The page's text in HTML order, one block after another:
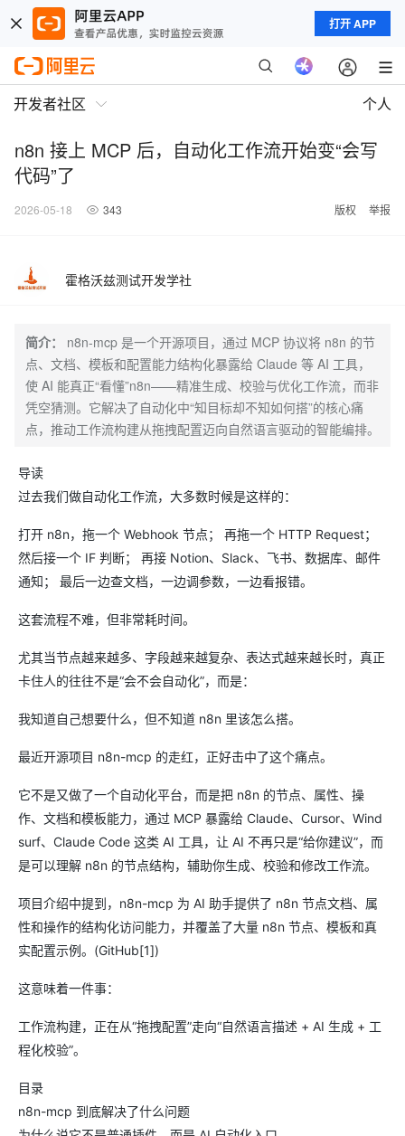
打开 APP
开发者社区 个人
n8n 接上 MCP 后，自动化工作流开始变“会写
代码”了
2026-05-18 343 版权 举报
霍格沃兹测试开发学社
简介：
n8n-mcp 是一个开源项目，通过 MCP 协议将 n8n 的节
点、文档、模板和配置能力结构化暴露给 Claude 等 AI 工具，
使 AI 能真正“看懂”n8n——精准生成、校验与优化工作流，而非
凭空猜测。它解决了自动化中“知目标却不知如何搭”的核心痛
点，推动工作流构建从拖拽配置迈向自然语言驱动的智能编排。
导读
过去我们做自动化工作流，大多数时候是这样的：
打开 n8n，拖一个 Webhook 节点； 再拖一个 HTTP Request；
然后接一个 IF 判断； 再接 Notion、Slack、飞书、数据库、邮件
通知； 最后一边查文档，一边调参数，一边看报错。
这套流程不难，但非常耗时间。
尤其当节点越来越多、字段越来越复杂、表达式越来越长时，真正
卡住人的往往不是“会不会自动化”，而是：
我知道自己想要什么，但不知道 n8n 里该怎么搭。
最近开源项目 n8n-mcp 的走红，正好击中了这个痛点。
它不是又做了一个自动化平台，而是把 n8n 的节点、属性、操
作、文档和模板能力，通过 MCP 暴露给 Claude、Cursor、Wind
surf、Claude Code 这类 AI 工具，让 AI 不再只是“给你建议”，而
是可以理解 n8n 的节点结构，辅助你生成、校验和修改工作流。
项目介绍中提到，n8n-mcp 为 AI 助手提供了 n8n 节点文档、属
性和操作的结构化访问能力，并覆盖了大量 n8n 节点、模板和真
实配置示例。(GitHub[1])
这意味着一件事：
工作流构建，正在从“拖拽配置”走向“自然语言描述 + AI 生成 + 工
程化校验”。
目录
n8n-mcp 到底解决了什么问题